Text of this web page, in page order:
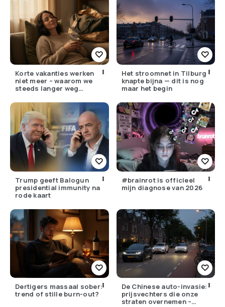
Korte vakanties werken
niet meer – waarom we
steeds langer weg
Het stroomnet in Tilburg
knapte bijna — dit is nog
maar het begin
Trump geeft Balogun
presidential immunity na
rode kaart
#brainrot is officieel
mijn diagnose van 2026
Dertigers massaal sober:
trend of stille burn-out?
De Chinese auto-invasie:
prijsvechters die onze
straten overnemen –